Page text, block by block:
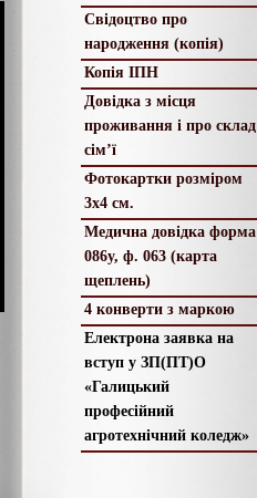
Свідоцтво про
народження (копія)
Копія ІПН
Довідка з місця
проживання і про склад
сім’ї
Фотокартки розміром
3х4 см.
Медична довідка форма
086у, ф. 063 (карта
щеплень)
4 конверти з маркою
Електрона заявка на
вступ у ЗП(ПТ)О
«Галицький
професійний
агротехнічний коледж»